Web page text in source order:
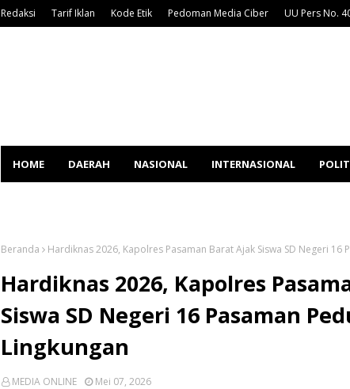
Redaksi Tarif Iklan Kode Etik Pedoman Media Ciber UU Pers No.
HOME DAERAH NASIONAL INTERNASIONAL
Beranda Hardiknas 2026, Kapolres Pasaman Barat Ajak Siswa SD Negeri 16
Hardiknas 2026, Kapolres
Siswa SD Negeri 16 Pasaman
Lingkungan
MEDIA ONLINE Mei 07, 2026